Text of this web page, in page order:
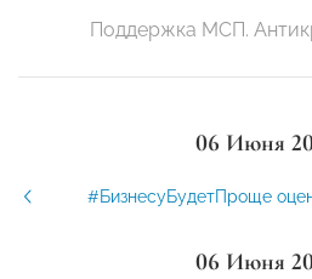
Поддержка МСП.
06 Июня
#БизнесуБудетПроще
06 Июня